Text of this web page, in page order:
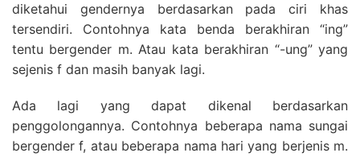
diketahui gendernya berdasarkan pada ciri khas
tersendiri. Contohnya kata benda berakhiran “ing”
tentu bergender m. Atau kata berakhiran “-ung” yang
sejenis f dan masih banyak lagi.
Ada lagi yang dapat dikenal berdasarkan
penggolongannya. Contohnya beberapa nama sungai
bergender f, atau beberapa nama hari yang berjenis m.